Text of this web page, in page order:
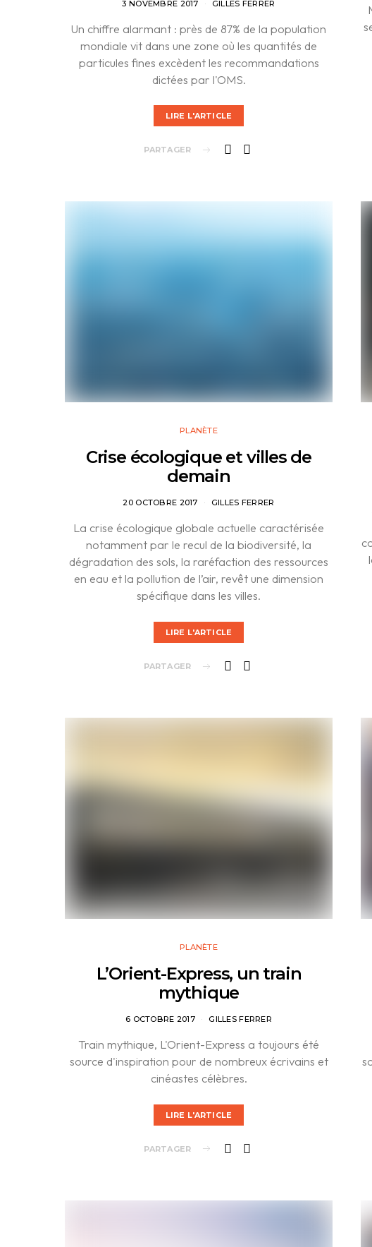
3 NOVEMBRE 2017 GILLES FERRER
Un chiffre alarmant : près de 87% de la population
mondiale vit dans une zone où les quantités de
particules fines excèdent les recommandations
dictées par l'OMS.
LIRE L'ARTICLE
PARTAGER
PLANÈTE
Crise écologique et villes de
demain
20 OCTOBRE 2017 GILLES FERRER
La crise écologique globale actuelle caractérisée
notamment par le recul de la biodiversité, la
dégradation des sols, la raréfaction des ressources
en eau et la pollution de l’air, revêt une dimension
spécifique dans les villes.
LIRE L'ARTICLE
PARTAGER
PLANÈTE
L’Orient-Express, un train
mythique
6 OCTOBRE 2017 GILLES FERRER
Train mythique, L'Orient-Express a toujours été
source d'inspiration pour de nombreux écrivains et
cinéastes célèbres.
LIRE L'ARTICLE
PARTAGER